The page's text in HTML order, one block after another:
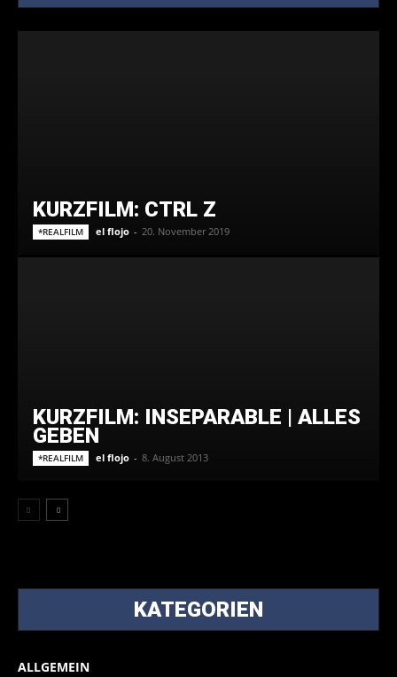
KURZFILM: CTRL Z
*REALFILM el flojo - 20. November 2019
KURZFILM: INSEPARABLE | ALLES
GEBEN
*REALFILM el flojo - 8. August 2013
KATEGORIEN
ALLGEMEIN